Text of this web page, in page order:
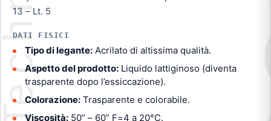
13 – Lt. 5
DATI FISICI
Tipo di legante:Acrilato di altissima qualità.
Aspetto del prodotto:Liquido lattiginoso (diventa
trasparente dopo l’essiccazione).
Colorazione:Trasparente e colorabile.
Viscosità:50” – 60” F=4 a 20°C.